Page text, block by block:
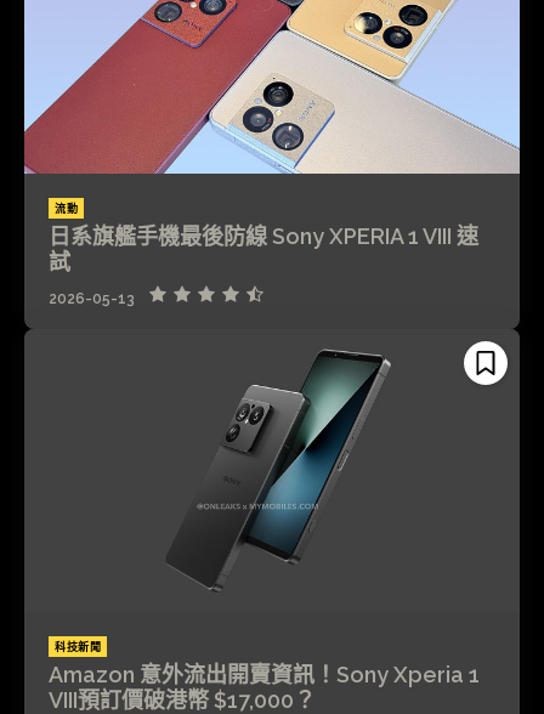
流動
日系旗艦手機最後防線 Sony XPERIA 1 VIII 速
試
2026-05-13
科技新聞
Amazon 意外流出開賣資訊！Sony Xperia 1
VIII預訂價破港幣 $17,000？